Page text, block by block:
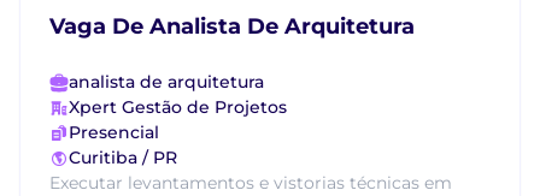
Vaga De Analista De Arquitetura
analista de arquitetura
Xpert Gestão de Projetos
Presencial
Curitiba / PR
Executar levantamentos e vistorias técnicas em